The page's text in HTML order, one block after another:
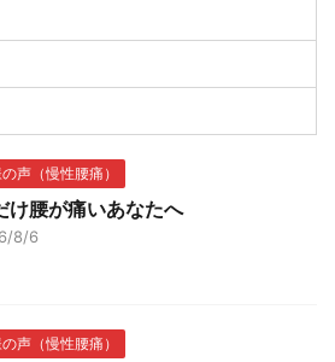
声（慢性腰痛）
け腰が痛いあなたへ
8/6
声（慢性腰痛）